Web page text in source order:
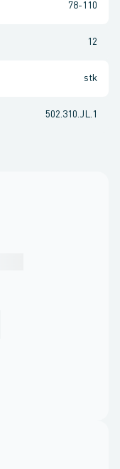
78-110
12
stk
502.310.JL.1